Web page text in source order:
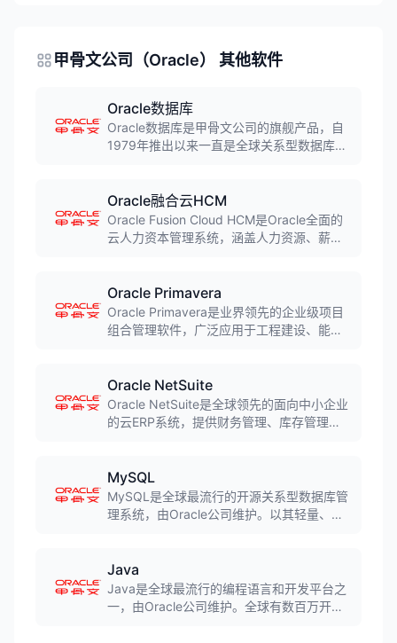
甲骨文公司（Oracle） 其他软件
Oracle数据库
Oracle数据库是甲骨文公司的旗舰产品，自
1979年推出以来一直是全球关系型数据库市
电信、政府等关键业务领域，是财富500强
企业的首选数据库平台。
Oracle融合云HCM
Oracle Fusion Cloud HCM是Oracle全面的
云人力资本管理系统，涵盖人力资源、薪
确保HR数据一致性，是Gartner云HCM魔力
象限领导者产品。
Oracle Primavera
Oracle Primavera是业界领先的企业级项目
组合管理软件，广泛应用于工程建设、能
整功能，管理超过9万亿美元的项目价值，是
大型项目管理的首选工具。
Oracle NetSuite
Oracle NetSuite是全球领先的面向中小企业
的云ERP系统，提供财务管理、库存管理、
速部署，自动更新，帮助中小企业实现业务
数字化。
MySQL
MySQL是全球最流行的开源关系型数据库管
理系统，由Oracle公司维护。以其轻量、高
LAMP架构的核心组件，MySQL支撑着全球
数百万网站和应用。
Java
Java是全球最流行的编程语言和开发平台之
一，由Oracle公司维护。全球有数百万开发